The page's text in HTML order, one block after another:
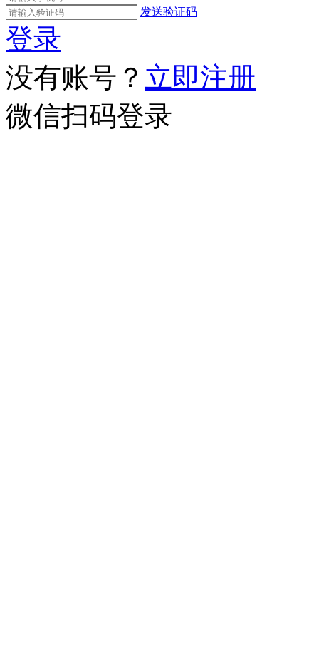
发送验证码
登录
没有账号？ 立即注册
微信扫码登录